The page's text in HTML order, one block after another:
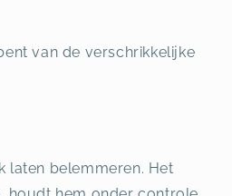
van de verschrikkelijke
laten belemmeren. Het